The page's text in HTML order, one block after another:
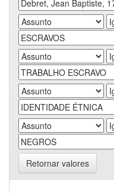
Retornar valores